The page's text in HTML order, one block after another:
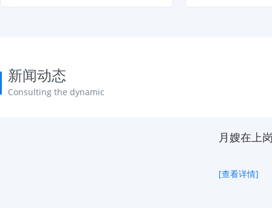
新闻动态
Consulting the dynamic
月嫂在上
[查看详情]